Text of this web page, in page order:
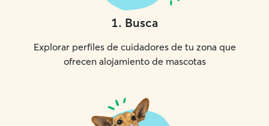
1. Busca
Explorar perfiles de cuidadores de tu zona que
ofrecen alojamiento de mascotas